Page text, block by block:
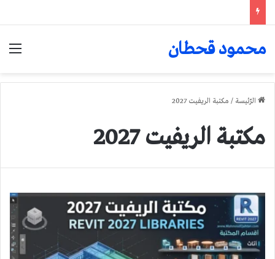
محمود قحطان
الرّئيسة / مكتبة الريفيت 2027
مكتبة الريفيت 2027